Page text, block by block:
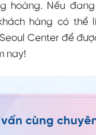
hoàng. Nếu
hàng có thể
Center để
nay!
vấn cùng